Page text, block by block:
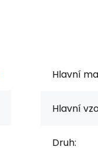
Hlavní
Hlavní
Druh: